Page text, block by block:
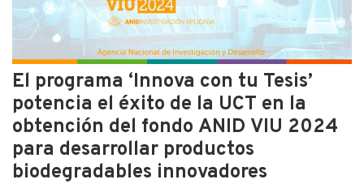
El programa ‘Innova con tu Tesis’
potencia el éxito de la UCT en la
obtención del fondo ANID VIU 2024
para desarrollar productos
biodegradables innovadores